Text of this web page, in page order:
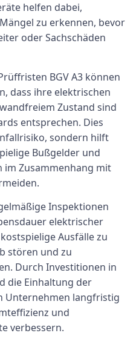
helfen dabei,
zu erkennen, bevor
oder Sachschäden
BGV A3 können
dass ihre elektrischen
Zustand sind
entsprechen. Dies
sondern hilft
Bußgelder und
Zusammenhang mit
Inspektionen
elektrischer
Ausfälle zu
stören und zu
Durch Investitionen in
die Einhaltung der
Unternehmen langfristig
und
verbessern.